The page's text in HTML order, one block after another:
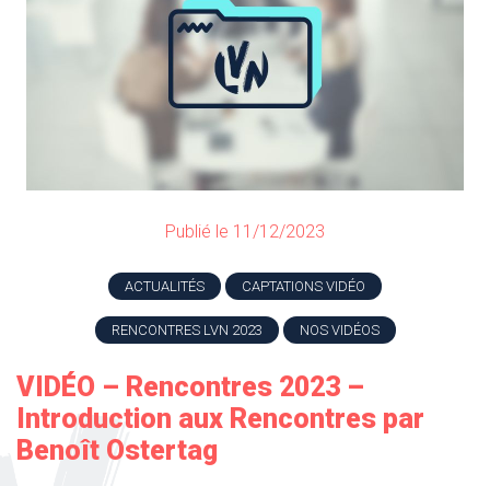
Publié le 11/12/2023
ACTUALITÉS CAPTATIONS VIDÉO
RENCONTRES LVN 2023 NOS VIDÉOS
VIDÉO – Rencontres 2023 –
Introduction aux Rencontres par
Benoît Ostertag